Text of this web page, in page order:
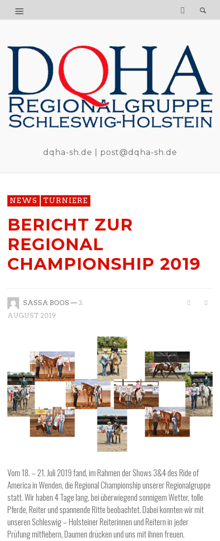
dqha-sh.de | post@dqha-sh.de
NEWS TURNIERE
BERICHT ZUR
REGIONAL
CHAMPIONSHIP 2019
SASSA BOOS — 3.
AUGUST 2019
Vom 18. – 21. Juli 2019 fand, im Rahmen der Shows 3&4 des Ride of
America in Wenden, die Regional Championship unserer Regionalgruppe
statt. Wir haben 4 Tage lang, bei überwiegend sonnigem Wetter, tolle
Pferde, Reiter und spannende Ritte beobachtet. Dabei konnten wir mit
unseren Schleswig – Holsteiner Reiterinnen und Reitern in jeder
Prüfung mitfiebern, Daumen drücken und uns mit ihnen freuen.